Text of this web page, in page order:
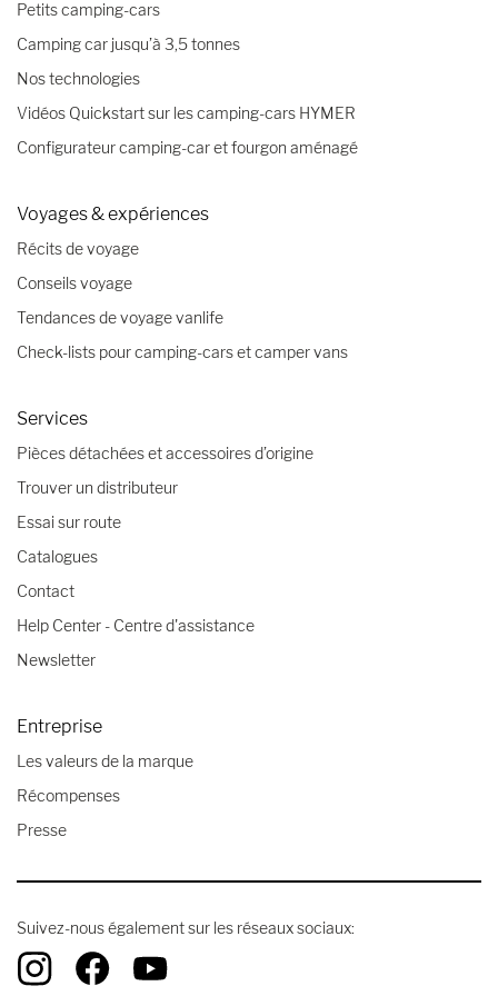
Petits camping-cars
Camping car jusqu’à 3,5 tonnes
Nos technologies
Vidéos Quickstart sur les camping-cars HYMER
Configurateur camping-car et fourgon aménagé
Voyages & expériences
Récits de voyage
Conseils voyage
Tendances de voyage vanlife
Check-lists pour camping-cars et camper vans
Services
Pièces détachées et accessoires d’origine
Trouver un distributeur
Essai sur route
Catalogues
Contact
Help Center - Centre d'assistance
Newsletter
Entreprise
Les valeurs de la marque
Récompenses
Presse
Suivez-nous également sur les réseaux sociaux: